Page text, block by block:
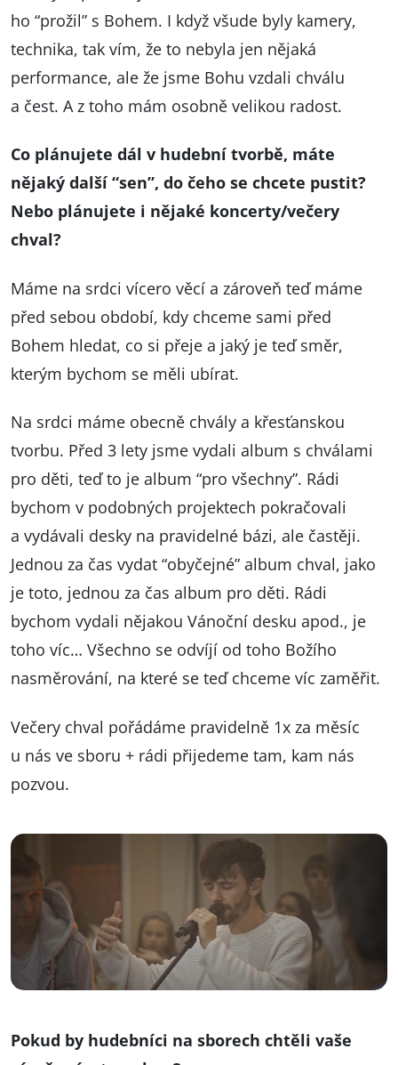
ho “prožil” s Bohem. I když všude byly kamery,
technika, tak vím, že to nebyla jen nějaká
performance, ale že jsme Bohu vzdali chválu
a čest. A z toho mám osobně velikou radost.
Co plánujete dál v hudební tvorbě, máte
nějaký další “sen”, do čeho se chcete pustit?
Nebo plánujete i nějaké koncerty/večery
chval?
Máme na srdci vícero věcí a zároveň teď máme
před sebou období, kdy chceme sami před
Bohem hledat, co si přeje a jaký je teď směr,
kterým bychom se měli ubírat.
Na srdci máme obecně chvály a křesťanskou
tvorbu. Před 3 lety jsme vydali album s chválami
pro děti, teď to je album “pro všechny”. Rádi
bychom v podobných projektech pokračovali
a vydávali desky na pravidelné bázi, ale častěji.
Jednou za čas vydat “obyčejné” album chval, jako
je toto, jednou za čas album pro děti. Rádi
bychom vydali nějakou Vánoční desku apod., je
toho víc… Všechno se odvíjí od toho Božího
nasměrování, na které se teď chceme víc zaměřit.
Večery chval pořádáme pravidelně 1x za měsíc
u nás ve sboru + rádi přijedeme tam, kam nás
pozvou.
Pokud by hudebníci na sborech chtěli vaše